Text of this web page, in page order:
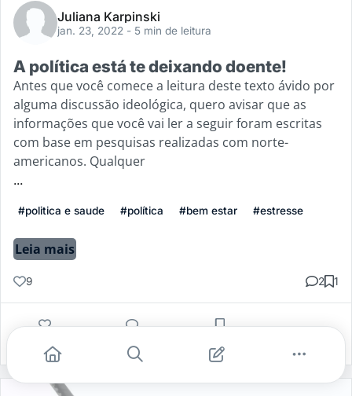
Juliana Karpinski
jan. 23, 2022 - 5 min de leitura
A política está te deixando doente!
Antes que você comece a leitura deste texto ávido por
alguma discussão ideológica, quero avisar que as
informações que você vai ler a seguir foram escritas
com base em pesquisas realizadas com norte-
americanos. Qualquer
...
#politica e saude #política #bem estar #estresse
Leia mais
9 2 1
Gostei Comentar Salvar